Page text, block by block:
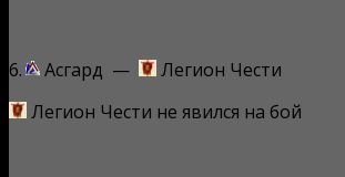
6. Асгард —
Легион Чести
Легион Чести не явился на бой